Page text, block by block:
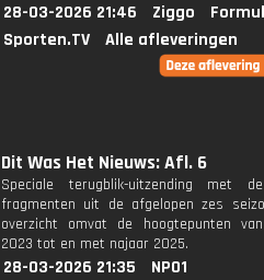
28-03-2026 21:46 Ziggo
Sporten.TV
Alle afleveringen
Dit Was Het Nieuws: Afl. 6
Speciale terugblik-uitzending met
fragmenten uit de afgelopen zes
overzicht omvat de hoogtepunten
2023 tot en met najaar 2025.
28-03-2026 21:35
NPO1